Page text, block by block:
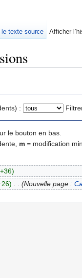
:
le bouton en bas.
m = modification
(Nouvelle page :
le texte source Afficher